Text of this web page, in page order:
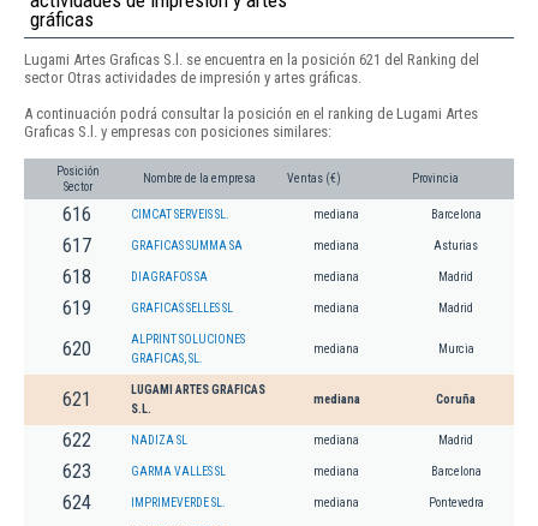
gráficas
Lugami Artes Graficas S.l. se encuentra en la posición 621 del Ranking del
sector Otras actividades de impresión y artes gráficas.
A continuación podrá consultar la posición en el ranking de Lugami Artes
Graficas S.l. y empresas con posiciones similares:
Posición
Sector
Nombre de la empresa Ventas (€) Provincia
616 CIMCAT SERVEIS SL. mediana Barcelona
617 GRAFICAS SUMMA SA mediana Asturias
618 DIAGRAFOS SA mediana Madrid
619 GRAFICAS SELLES SL mediana Madrid
620
ALPRINT SOLUCIONES
GRAFICAS, SL.
mediana Murcia
621
LUGAMI ARTES GRAFICAS
S.L.
mediana Coruña
622 NADIZA SL mediana Madrid
623 GARMA VALLES SL mediana Barcelona
624 IMPRIMEVERDE SL. mediana Pontevedra